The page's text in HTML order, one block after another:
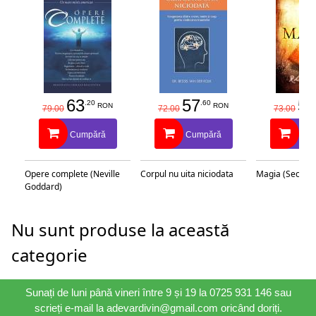
79.00 63.20 RON
Cumpără
Opere complete (Neville
Goddard)
72.00 57.60 RON
Cumpără
Corpul nu uita niciodata
73.00 58
Magia
Nu sunt produse la această
categorie
Sunați de luni până vineri între 9 și 19 la 0725 931 146 sau
scrieți e-mail la adevardivin@gmail.com oricând doriți.